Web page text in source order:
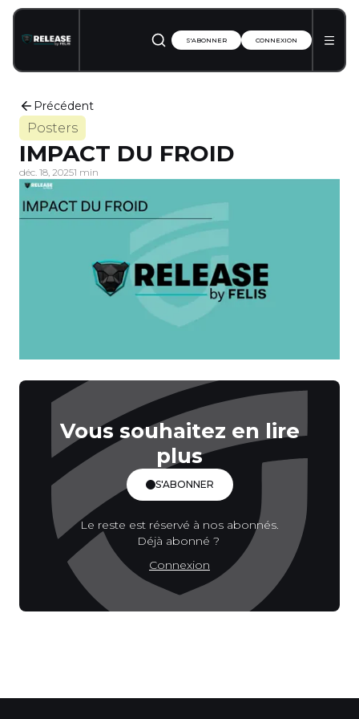
S'ABONNER CONNEXION
Précédent
Posters
IMPACT DU FROID
déc. 18, 20251 min
Vous souhaitez en lire
plus
S'ABONNER
Le reste est réservé à nos abonnés.
Déjà abonné ?
Connexion